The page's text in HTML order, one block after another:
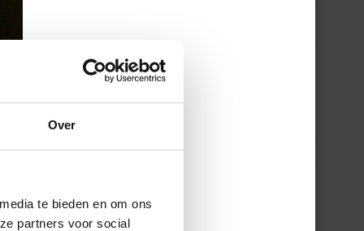
Over
te bieden en om ons
partners voor social